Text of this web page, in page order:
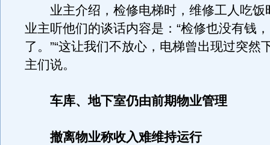
业主介绍，检修电梯时，维修工人吃饭
业主听他们的谈话内容是：“检修也没有钱
了。”“这让我们不放心，电梯曾出现过突然
主们说。
车库、地下室仍由前期物业管理
撤离物业称收入难维持运行